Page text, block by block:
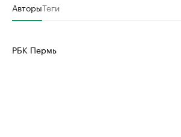
АвторыТеги
РБК Пермь